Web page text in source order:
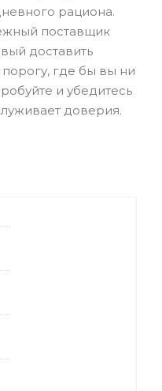
рациона.
поставщик
доставить
где бы вы ни
и убедитесь
доверия.